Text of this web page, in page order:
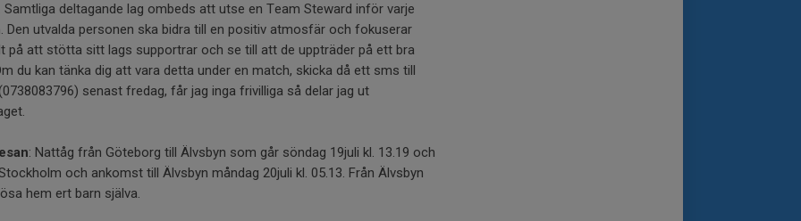
Samtliga deltagande lag ombeds att utse en Team Steward inför varje
Den utvalda personen ska bidra till en positiv atmosfär och fokuserar
på att stötta sitt lags supportrar och se till att de uppträder på ett bra
du kan tänka dig att vara detta under en match, skicka då ett sms till
senast fredag, får jag inga frivilliga så delar jag ut
: Nattåg från Göteborg till Älvsbyn som går söndag 19juli kl. 13.19 och
och ankomst till Älvsbyn måndag 20juli kl. 05.13. Från Älvsbyn
hem ert barn själva.